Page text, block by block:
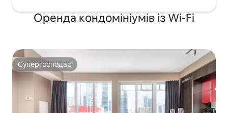
Оренда кондомініумів із Wi-Fi
Супергосподар
Супергосподар